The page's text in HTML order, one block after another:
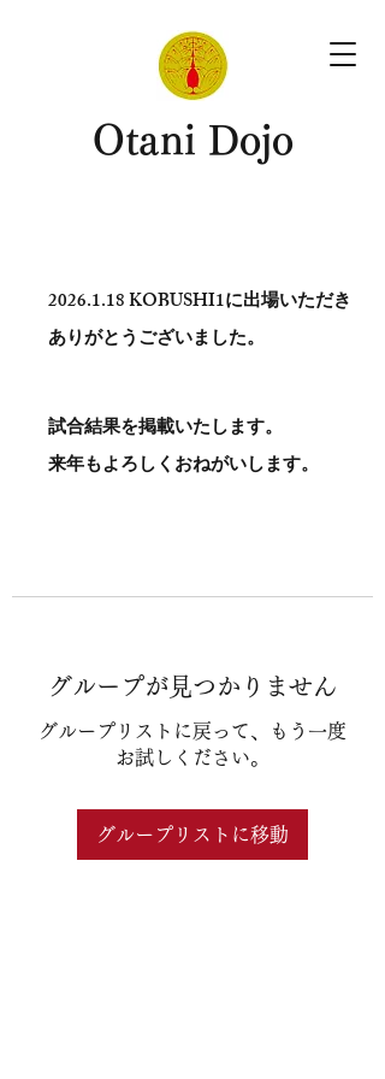
​Otani Dojo
2026.1.18KOBUSHI1に出場いただき
ありがとう​ございました。
試合結果を掲載いたします。
​来年もよろしくおねがいします。
グループが見つかりません
グループリストに戻って、もう一度
お試しください。
グループリストに移動